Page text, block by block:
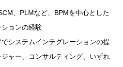
、PLMなど、BPMを中心とした
ョンの経験
システムインテグレーションの提
ャー、コンサルティング、いずれ